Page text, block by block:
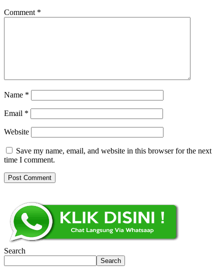
Comment *
Name *
Email *
Website
Save my name, email, and website in this browser for the next
time I comment.
Search
Search